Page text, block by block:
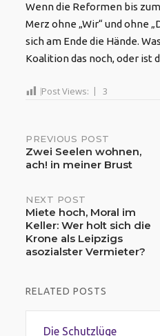
Wenn die Reformen bis
Merz ohne „Wir“ und ohne
sich am Ende die Hände.
Koalition das noch, oder ist
Post Views: 3
Post
navigation
PREVIOUS POST
Zwei Seelen wohnen,
ach! in meiner Brust
NEXT POST
Miete hoch, Moral im
Keller: Wer holt sich die
Krone als Leipzigs
asozialster Vermieter?
RELATED POSTS
Die Schutzlüge